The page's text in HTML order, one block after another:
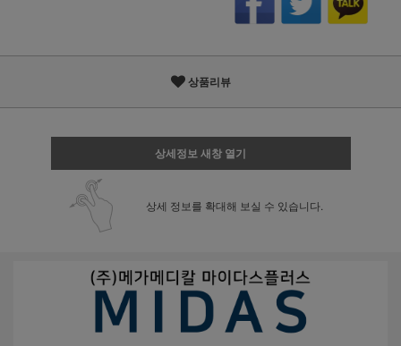
상품리뷰
상세정보 새창 열기
상세 정보를 확대해 보실 수 있습니다.